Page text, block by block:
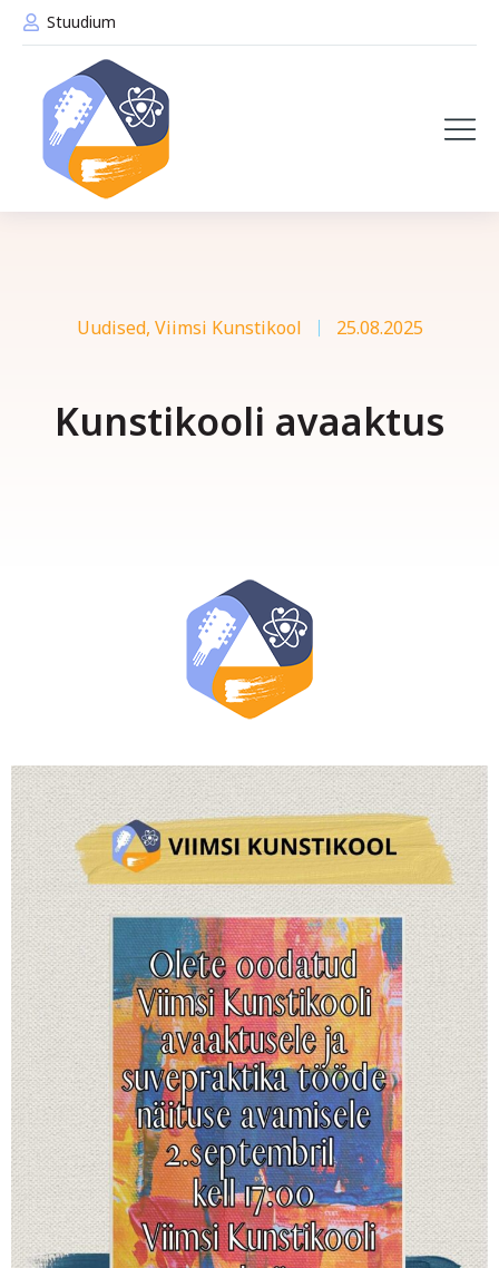
Stuudium
Uudised, Viimsi Kunstikool 25.08.2025
Kunstikooli avaaktus